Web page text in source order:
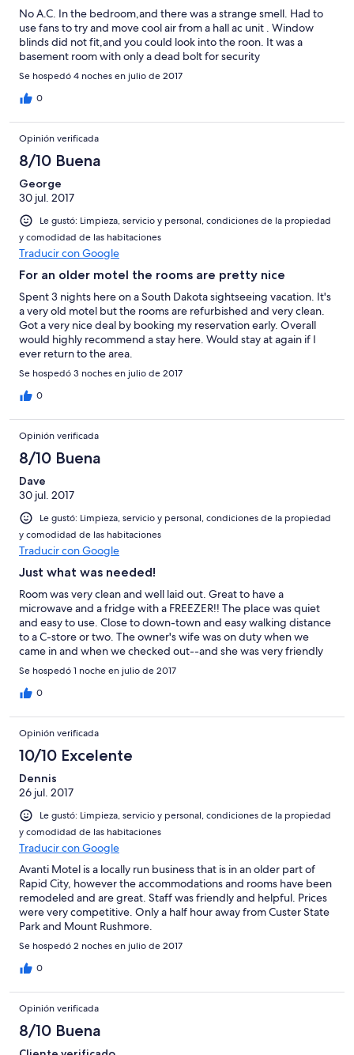
No A.C. In the bedroom,and there was a strange smell. Had to
use fans to try and move cool air from a hall ac unit . Window
blinds did not fit,and you could look into the roon. It was a
basement room with only a dead bolt for security
Se hospedó 4 noches en julio de 2017
0
Opinión verificada
8/10 Buena
George
30 jul. 2017
Le gustó: Limpieza, servicio y personal, condiciones de la propiedad
y comodidad de las habitaciones
Traducir con Google
For an older motel the rooms are pretty nice
Spent 3 nights here on a South Dakota sightseeing vacation. It's
a very old motel but the rooms are refurbished and very clean.
Got a very nice deal by booking my reservation early. Overall
would highly recommend a stay here. Would stay at again if I
ever return to the area.
Se hospedó 3 noches en julio de 2017
0
Opinión verificada
8/10 Buena
Dave
30 jul. 2017
Le gustó: Limpieza, servicio y personal, condiciones de la propiedad
y comodidad de las habitaciones
Traducir con Google
Just what was needed!
Room was very clean and well laid out. Great to have a
microwave and a fridge with a FREEZER!! The place was quiet
and easy to use. Close to down-town and easy walking distance
to a C-store or two. The owner's wife was on duty when we
came in and when we checked out--and she was very friendly
and cared about our stay. Only one small problem was the AC
unit in our room was not very powerful-but kept the room semi-
cool. Over-all a great value!
Se hospedó 1 noche en julio de 2017
0
Opinión verificada
10/10 Excelente
Dennis
26 jul. 2017
Le gustó: Limpieza, servicio y personal, condiciones de la propiedad
y comodidad de las habitaciones
Traducir con Google
Avanti Motel is a locally run business that is in an older part of
Rapid City, however the accommodations and rooms have been
remodeled and are great. Staff was friendly and helpful. Prices
were very competitive. Only a half hour away from Custer State
Park and Mount Rushmore.
Se hospedó 2 noches en julio de 2017
0
Opinión verificada
8/10 Buena